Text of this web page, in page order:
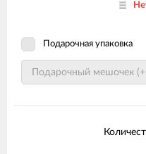
Подарочная упаковка